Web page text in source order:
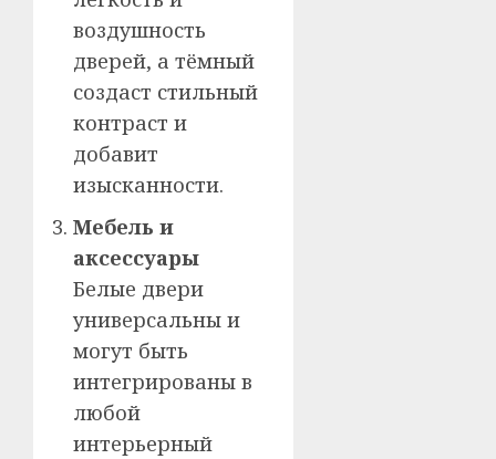
воздушность
дверей, а тёмный
создаст стильный
контраст и
добавит
изысканности.
Мебель и
аксессуары
Белые двери
универсальны и
могут быть
интегрированы в
любой
интерьерный